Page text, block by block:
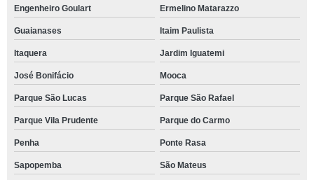
Engenheiro Goulart Ermelino Matarazzo
Guaianases Itaim Paulista
Itaquera Jardim Iguatemi
José Bonifácio Mooca
Parque São Lucas Parque São Rafael
Parque Vila Prudente Parque do Carmo
Penha Ponte Rasa
Sapopemba São Mateus